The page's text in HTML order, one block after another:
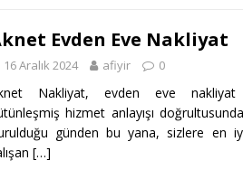
Evden Eve Nakliyat
16 Aralık 2024 afiyir 0
Nakliyat, evden eve nakliyat
hizmet anlayışı
günden bu yana, sizlere en
[…]